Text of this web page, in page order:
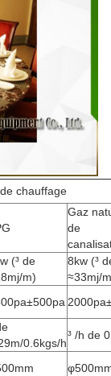
chauffage
Gaz
de
(³ de
m)
8kw (³
≈33mj/
0.6kgs/h
³ /h de